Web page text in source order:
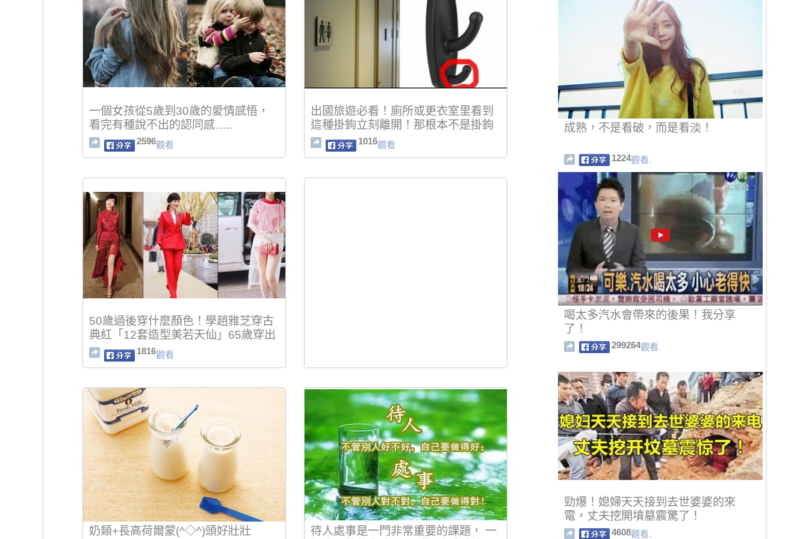
一個女孩從5歲到30歲的愛情感悟，
看完有種說不出的認同感…..
2596觀看
出國旅遊必看！廁所或更衣室里看到
這種掛鉤立刻離開！那根本不是掛鉤
而是 太恐怖了！
1016觀看
50歲過後穿什麼顏色！學趙雅芝穿古
典紅「12套造型美若天仙」65歲穿出
古典美人韻味
1816觀看
奶類+長高荷爾蒙(^◇^)頭好壯壯
待人處事是一門非常重要的課題， 一
成熟，不是看破，而是看淡！
1224觀看.
喝太多汽水會帶來的後果！我分享
了！
299264觀看.
勁爆！媳婦天天接到去世婆婆的來
電，丈夫挖開墳墓震驚了！
4608觀看.